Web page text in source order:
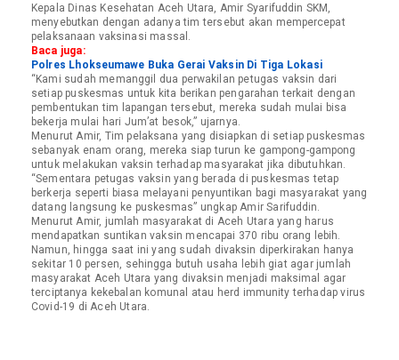
Kepala Dinas Kesehatan Aceh Utara, Amir Syarifuddin SKM,
menyebutkan dengan adanya tim tersebut akan mempercepat
pelaksanaan vaksinasi massal.
Baca juga:
Polres Lhokseumawe Buka Gerai Vaksin Di Tiga Lokasi
“Kami sudah memanggil dua perwakilan petugas vaksin dari
setiap puskesmas untuk kita berikan pengarahan terkait dengan
pembentukan tim lapangan tersebut, mereka sudah mulai bisa
bekerja mulai hari Jum’at besok,” ujarnya.
Menurut Amir, Tim pelaksana yang disiapkan di setiap puskesmas
sebanyak enam orang, mereka siap turun ke gampong-gampong
untuk melakukan vaksin terhadap masyarakat jika dibutuhkan.
“Sementara petugas vaksin yang berada di puskesmas tetap
berkerja seperti biasa melayani penyuntikan bagi masyarakat yang
datang langsung ke puskesmas” ungkap Amir Sarifuddin.
Menurut Amir, jumlah masyarakat di Aceh Utara yang harus
mendapatkan suntikan vaksin mencapai 370 ribu orang lebih.
Namun, hingga saat ini yang sudah divaksin diperkirakan hanya
sekitar 10 persen, sehingga butuh usaha lebih giat agar jumlah
masyarakat Aceh Utara yang divaksin menjadi maksimal agar
terciptanya kekebalan komunal atau herd immunity terhadap virus
Covid-19 di Aceh Utara.